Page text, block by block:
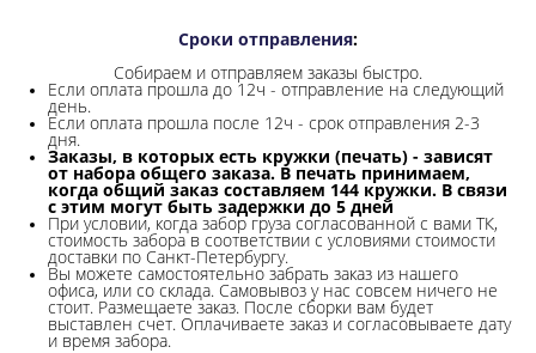
Сроки отправления:
Собираем и отправляем заказы быстро.
Если оплата прошла до 12ч - отправление на следующий
день.
Если оплата прошла после 12ч - срок отправления 2-3
дня.
Заказы, в которых есть кружки (печать) - зависят
от набора общего заказа. В печать принимаем,
когда общий заказ составляем 144 кружки. В связи
с этим могут быть задержки до 5 дней
При условии, когда забор груза согласованной с вами ТК,
стоимость забора в соответствии с условиями стоимости
доставки по Санкт-Петербургу.
Вы можете самостоятельно забрать заказ из нашего
офиса, или со склада. Самовывоз у нас совсем ничего не
стоит. Размещаете заказ. После сборки вам будет
выставлен счет. Оплачиваете заказ и согласовываете дату
и время забора.